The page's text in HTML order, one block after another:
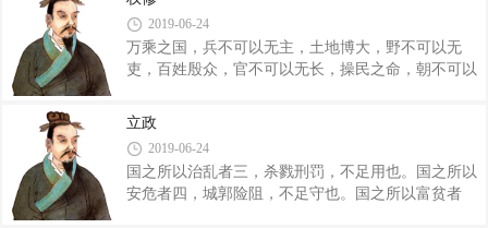
亡。 四维 国有四维，一维绝则倾，二维
令，贱有以忘卑，寿夭贫富，无徒归也。 衔命
者，君之尊也。受辞者，名之鉉也。上无事，则民自
试。抱蜀不言，而庙堂既修。槛鹄锵锵，唯民歌之。
济济多士，殷民化之，纣之失也。飞蓬之问，不在所
神。主功有素，宝币奚为？羿之道，非射也；造父之
术，非驭也；奚仲之巧，非斫削也。召远者使无为
焉，亲�
2019-06-24
万乘之国，兵不可以无主，土地博大，野不可以无
吏，百姓殷众，官不可以无长，操民之命，朝不可以
者，民无取也。故末产不禁，则野不辟。赏罚不信，
则民无取。野不辟，民无取，外不可以应敌，内不可
以固守，故曰有万乘之号，而无千乘之用，而求权之
无轻，不可得也。 地辟而国贫者，舟舆饰，台榭
广也。赏罚信而兵弱者，轻用众，使民劳也。舟车
立政
2019-06-24
国之所以治乱者三，杀戮刑罚，不足用也。国之所以
安危者四，城郭险阻，不足守也。国之所以富贫者